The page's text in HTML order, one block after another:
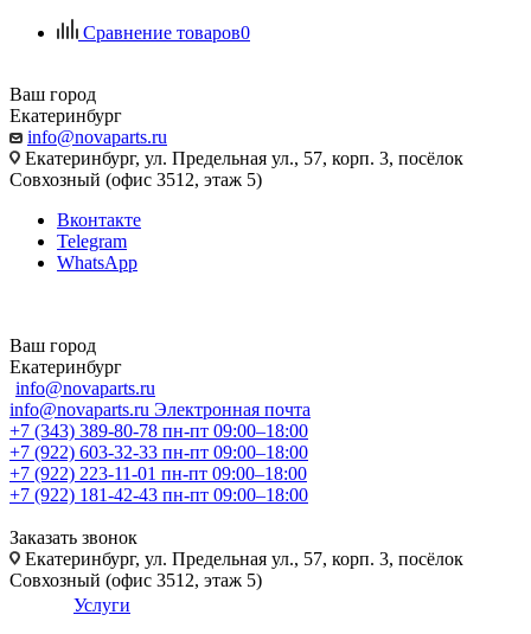
Сравнение товаров0
Ваш город
Екатеринбург
info@novaparts.ru
Екатеринбург, ул. Предельная ул., 57, корп. 3, посёлок
Совхозный (офис 3512, этаж 5)
Вконтакте
Telegram
WhatsApp
Ваш город
Екатеринбург
info@novaparts.ru
info@novaparts.ru Электронная почта
+7 (343) 389-80-78 пн-пт 09:00–18:00
+7 (922) 603-32-33 пн-пт 09:00–18:00
+7 (922) 223-11-01 пн-пт 09:00–18:00
+7 (922) 181-42-43 пн-пт 09:00–18:00
Заказать звонок
Екатеринбург, ул. Предельная ул., 57, корп. 3, посёлок
Совхозный (офис 3512, этаж 5)
Услуги